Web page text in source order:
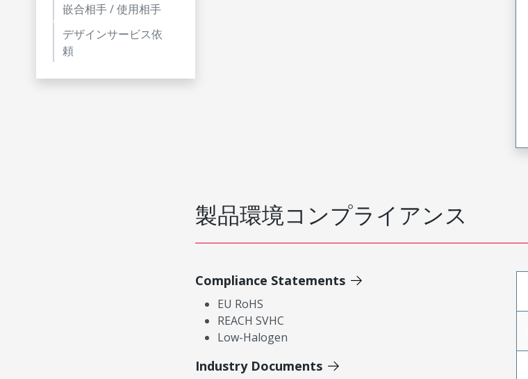
嵌合相手 / 使用相手
デザインサービス依
頼
製品環境コンプライアンス
Compliance Statements
EU RoHS
REACH SVHC
Low-Halogen
Industry Documents